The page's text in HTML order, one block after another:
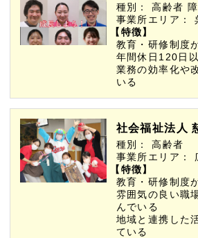
種別： 高齢者
事業所エリア：
【特徴】
教育・研修制度
年間休日120日
業務の効率化や
いる
社会福祉法人
種別：
高齢者
事業所エリア：
【特徴】
教育・研修制度
雰囲気の良い職
んでいる
地域と連携した
ている